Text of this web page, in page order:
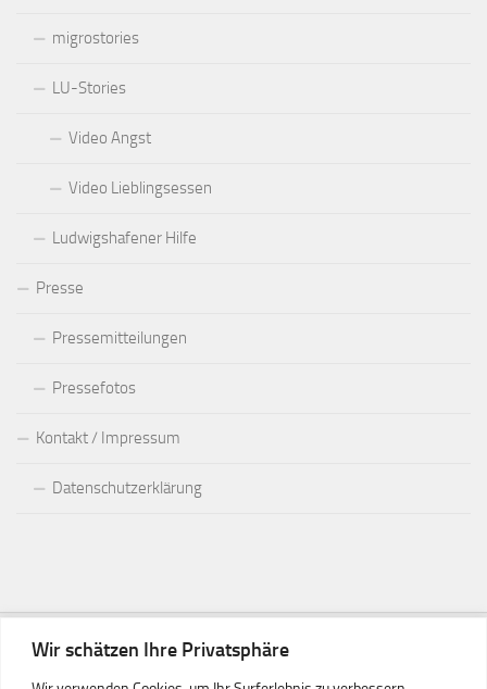
Wir schätzen Ihre Privatsphäre
migrostories
LU-Stories
Video Angst
Video Lieblingsessen
Ludwigshafener Hilfe
Presse
Pressemitteilungen
Pressefotos
Kontakt / Impressum
Datenschutzerklärung